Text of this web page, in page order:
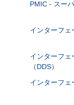
PMIC - スー
インターフェ
インターフ
（DDS）
インターフ